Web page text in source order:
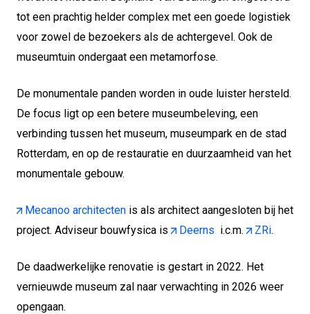
tot een prachtig helder complex met een goede logistiek
voor zowel de bezoekers als de achtergevel. Ook de
museumtuin ondergaat een metamorfose.
De monumentale panden worden in oude luister hersteld.
De focus ligt op een betere museumbeleving, een
verbinding tussen het museum, museumpark en de stad
Rotterdam, en op de restauratie en duurzaamheid van het
monumentale gebouw.
Mecanoo architecten is als architect aangesloten bij het
project. Adviseur bouwfysica is
Deerns i.c.m. ZRi.
De daadwerkelijke renovatie is gestart in 2022. Het
vernieuwde museum zal naar verwachting in 2026 weer
opengaan.